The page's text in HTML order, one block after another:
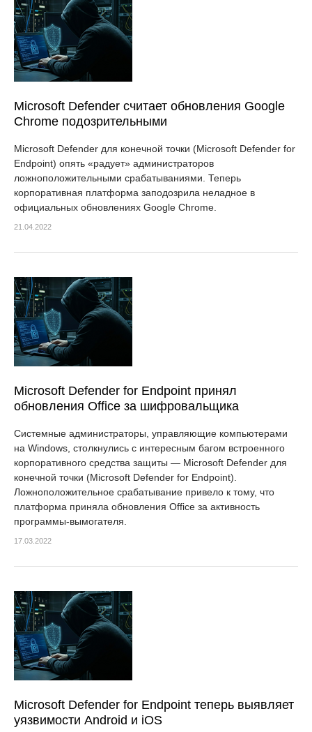
Microsoft Defender считает обновления Google
Chrome подозрительными
Microsoft Defender для конечной точки (Microsoft Defender for
Endpoint) опять «радует» администраторов
ложноположительными срабатываниями. Теперь
корпоративная платформа заподозрила неладное в
официальных обновлениях Google Chrome.
21.04.2022
Microsoft Defender for Endpoint принял
обновления Office за шифровальщика
Системные администраторы, управляющие компьютерами
на Windows, столкнулись с интересным багом встроенного
корпоративного средства защиты — Microsoft Defender для
конечной точки (Microsoft Defender for Endpoint).
Ложноположительное срабатывание привело к тому, что
платформа приняла обновления Office за активность
программы-вымогателя.
17.03.2022
Microsoft Defender for Endpoint теперь выявляет
уязвимости Android и iOS